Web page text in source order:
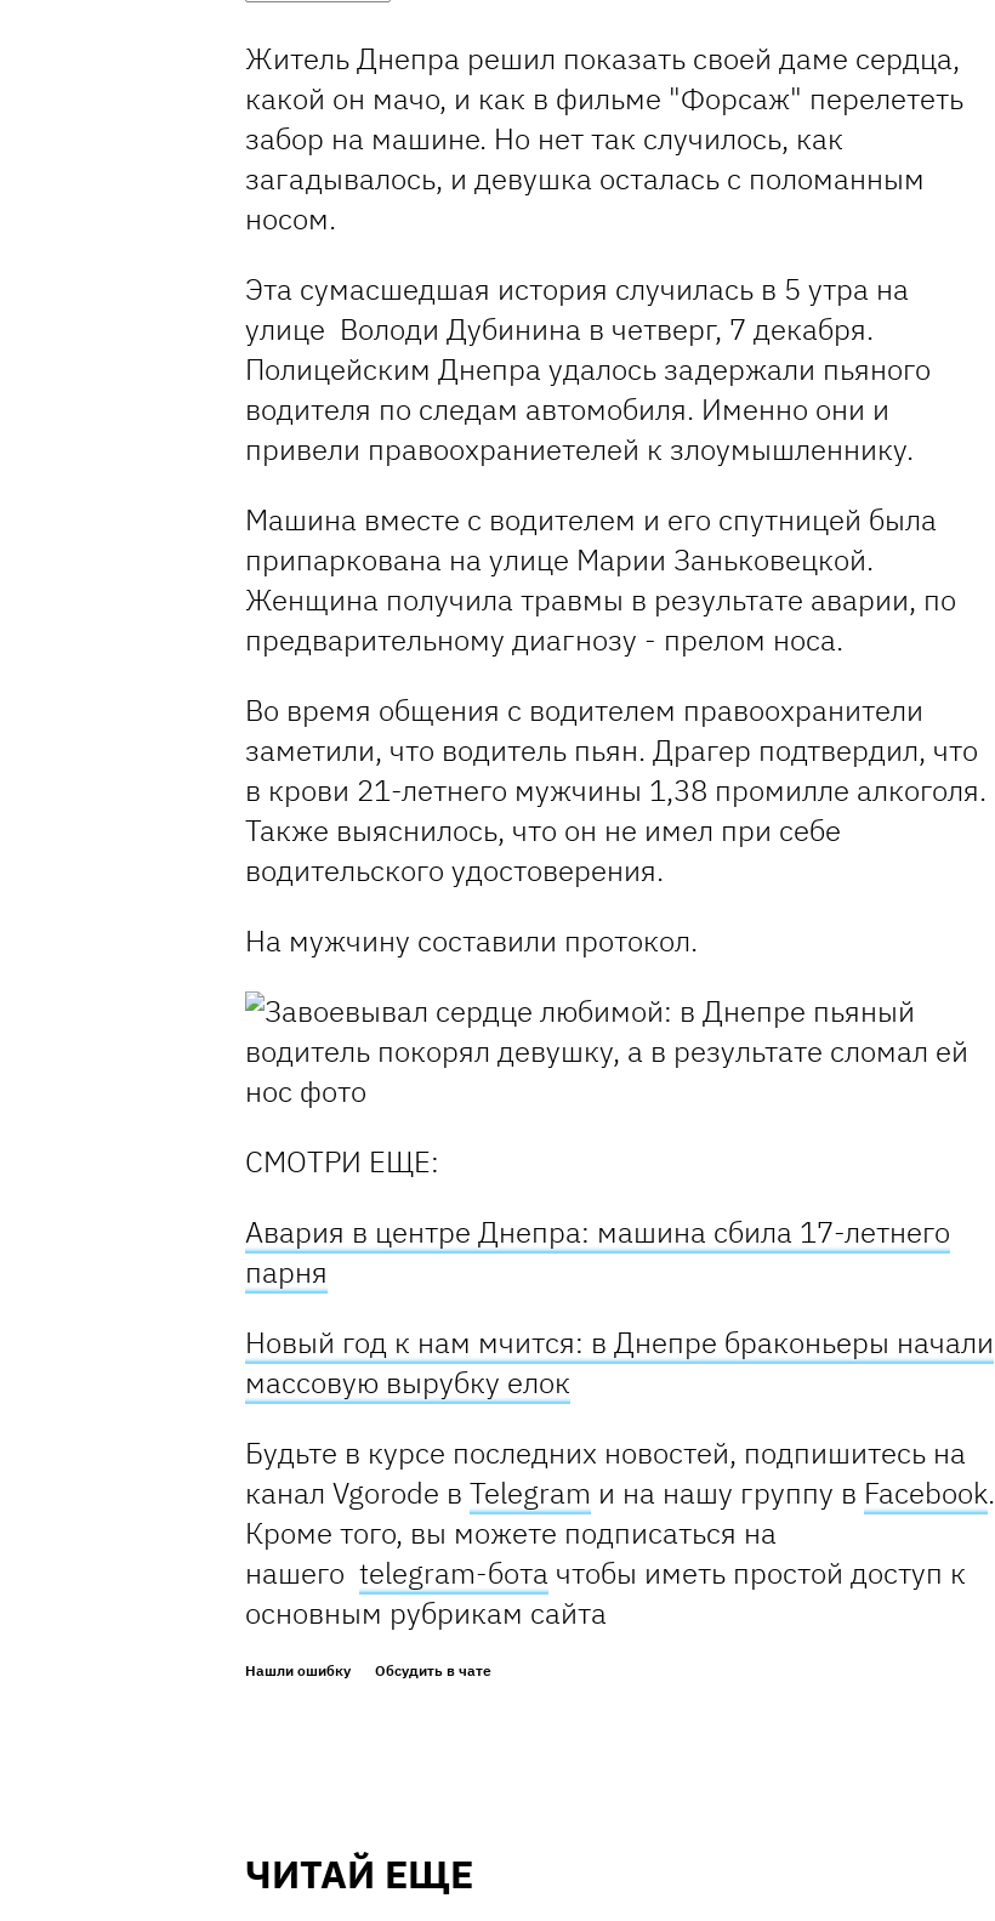
Житель Днепра решил показать своей даме сердца,
какой он мачо, и как в фильме "Форсаж" перелететь
забор на машине. Но нет так случилось, как
загадывалось, и девушка осталась с поломанным
носом.
Эта сумасшедшая история случилась в 5 утра на
улице Володи Дубинина в четверг, 7 декабря.
Полицейским Днепра удалось задержали пьяного
водителя по следам автомобиля. Именно они и
привели правоохраниетелей к злоумышленнику.
Машина вместе с водителем и его спутницей была
припаркована на улице Марии Заньковецкой.
Женщина получила травмы в результате аварии, по
предварительному диагнозу - прелом носа.
Во время общения с водителем правоохранители
заметили, что водитель пьян. Драгер подтвердил, что
в крови 21-летнего мужчины 1,38 промилле алкоголя.
Также выяснилось, что он не имел при себе
водительского удостоверения.
На мужчину составили протокол.
СМОТРИ ЕЩЕ:
Авария в центре Днепра: машина сбила 17-летнего
парня
Новый год к нам мчится: в Днепре браконьеры начали
массовую вырубку елок
Будьте в курсе последних новостей, подпишитесь на
канал Vgorode в Telegram и на нашу группу в Facebook.
Кроме того, вы можете подписаться на
нашего telegram-бота чтобы иметь простой доступ к
основным рубрикам сайта
Нашли ошибку Обсудить в чате
ЧИТАЙ ЕЩЕ